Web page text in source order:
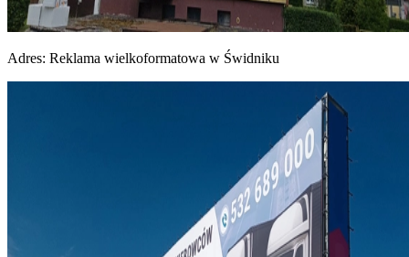
Adres: Reklama wielkoformatowa w Świdniku